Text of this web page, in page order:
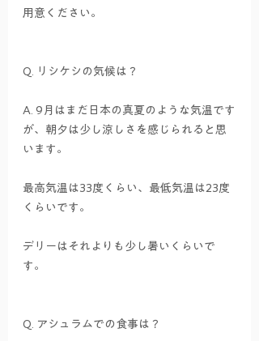
用意ください。
Q. リシケシの気候は？
A. 9月はまだ日本の真夏のような気温です
が、朝夕は少し涼しさを感じられると思
います。
最高気温は33度くらい、最低気温は23度
くらいです。
デリーはそれよりも少し暑いくらいで
す。
Q. アシュラムでの食事は？